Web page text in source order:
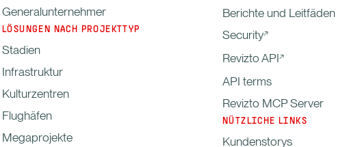
Generalunternehmer
LÖSUNGEN NACH PROJEKTTYP
Stadien
Infrastruktur
Kulturzentren
Flughäfen
Megaprojekte
Berichte und Leitfäden
Security
Revizto API
API terms
Revizto MCP Server
NÜTZLICHE LINKS
Kundenstorys